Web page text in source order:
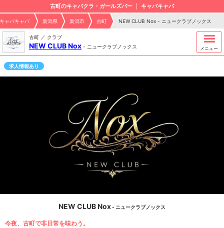
古町のキャバクラ・ガールズバー キャバキャバ
キャバキャバ 新潟県 新潟市 古町 NEW CLUB Nox - ニュークラブノックス
古町 ／ クラブ
NEW CLUB Nox - ニュークラブノックス メニュー
求人情報あり
NEW CLUB Nox- ニュークラブノックス
今夜、古町で非日常を味わう。